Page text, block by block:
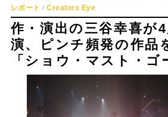
レポート Creators Eye
作・演出の三谷幸喜が
演、ピンチ頻発の作品
「ショウ・マスト・ゴ